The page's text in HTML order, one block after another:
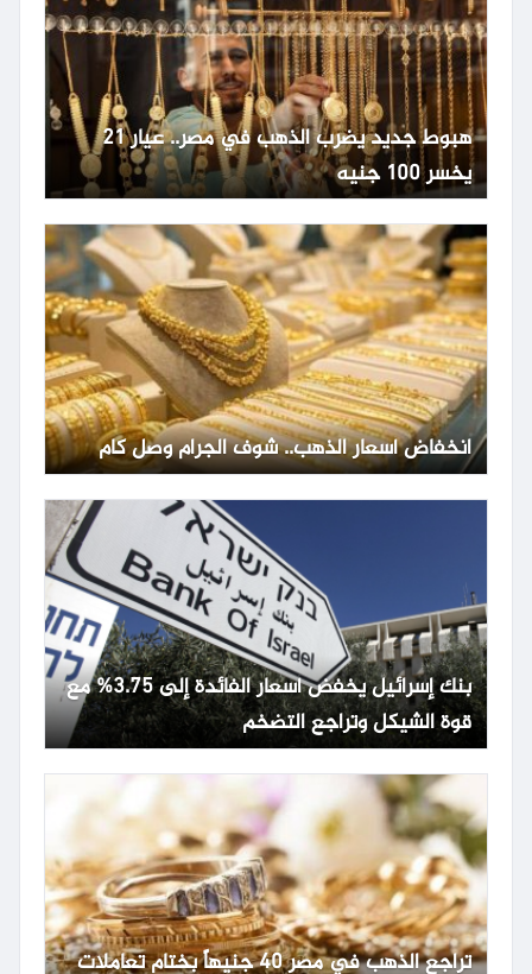
هبوط جديد يضرب الذهب في مصر.. عيار 21
يخسر 100 جنيه
انخفاض أسعار الذهب.. شوف الجرام وصل كام
بنك إسرائيل يخفض أسعار الفائدة إلى 3.75% مع
قوة الشيكل وتراجع التضخم
تراجع الذهب في مصر 40 جنيهاً بختام تعاملات